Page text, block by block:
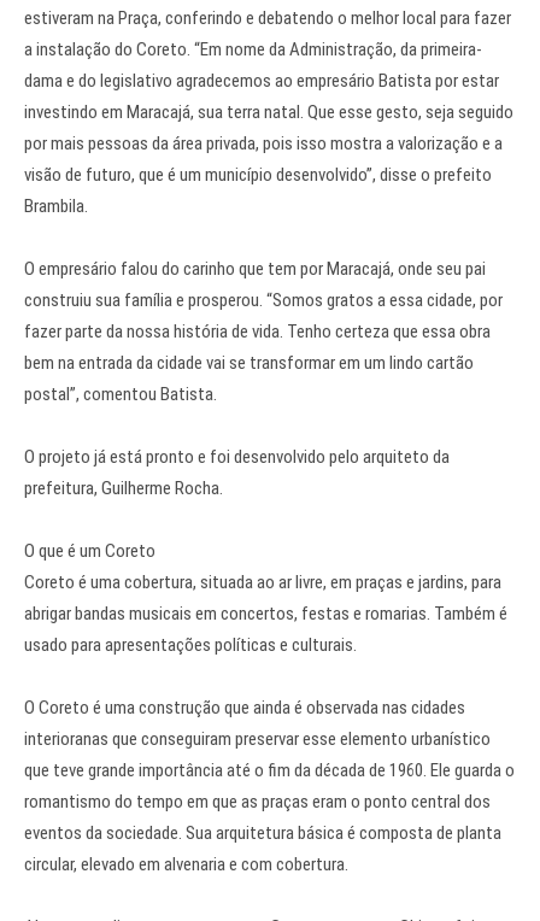
estiveram na Praça, conferindo e debatendo o melhor local para fazer
a instalação do Coreto. “Em nome da Administração, da primeira-
dama e do legislativo agradecemos ao empresário Batista por estar
investindo em Maracajá, sua terra natal. Que esse gesto, seja seguido
por mais pessoas da área privada, pois isso mostra a valorização e a
visão de futuro, que é um município desenvolvido”, disse o prefeito
Brambila.
O empresário falou do carinho que tem por Maracajá, onde seu pai
construiu sua família e prosperou. “Somos gratos a essa cidade, por
fazer parte da nossa história de vida. Tenho certeza que essa obra
bem na entrada da cidade vai se transformar em um lindo cartão
postal”, comentou Batista.
O projeto já está pronto e foi desenvolvido pelo arquiteto da
prefeitura, Guilherme Rocha.
O que é um Coreto
Coreto é uma cobertura, situada ao ar livre, em praças e jardins, para
abrigar bandas musicais em concertos, festas e romarias. Também é
usado para apresentações políticas e culturais.
O Coreto é uma construção que ainda é observada nas cidades
interioranas que conseguiram preservar esse elemento urbanístico
que teve grande importância até o fim da década de 1960. Ele guarda o
romantismo do tempo em que as praças eram o ponto central dos
eventos da sociedade. Sua arquitetura básica é composta de planta
circular, elevado em alvenaria e com cobertura.